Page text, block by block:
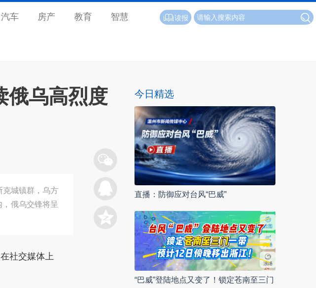
汽车 房产 教育 智慧 读报
乌高烈度
克城镇群，乌方
俄乌交锋将呈
社交媒体上
今日精选
直播：防御应对台风“巴威”
“巴威”登陆地点又变了！锁定苍南至三门